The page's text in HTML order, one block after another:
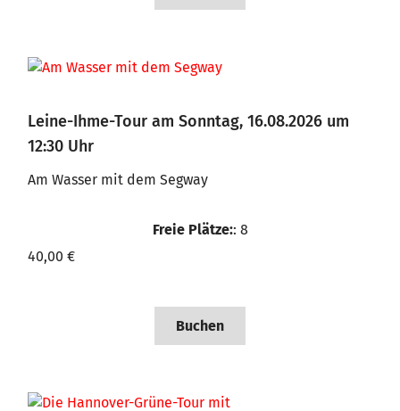
Leine-Ihme-Tour am Sonntag, 16.08.2026 um
12:30 Uhr
Am Wasser mit dem Segway
Freie Plätze:: 8
40,00 €
Buchen